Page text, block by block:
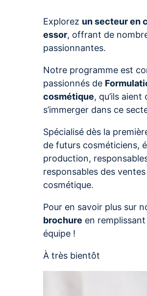
Explorez un secteur en
essor, offrant de
passionnantes.
Notre programme est
passionnés de
cosmétique, qu’ils
s’immerger dans ce
Spécialisé dès la
de futurs cosméticiens,
production,
responsables des
cosmétique.
Pour en savoir plus sur
brochure en
équipe !
À très bientôt